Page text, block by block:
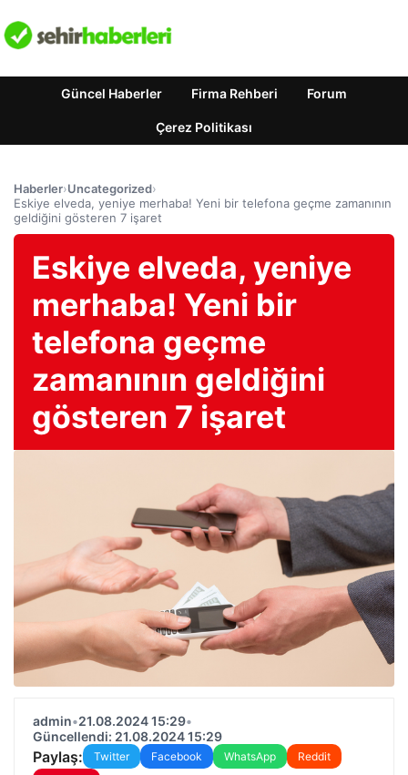
Güncel Haberler Firma Rehberi Forum
Çerez Politikası
Haberler›Uncategorized›
Eskiye elveda, yeniye merhaba! Yeni bir telefona geçme zamanının
geldiğini gösteren 7 işaret
Eskiye elveda, yeniye
merhaba! Yeni bir
telefona geçme
zamanının geldiğini
gösteren 7 işaret
admin•21.08.2024 15:29•
Güncellendi: 21.08.2024 15:29
Paylaş: Twitter Facebook WhatsApp
Reddit